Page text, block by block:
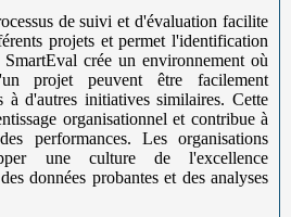
de suivi et d'évaluation facilite
projets et permet l'identification
crée un environnement où
projet peuvent être facilement
à d'autres initiatives similaires. Cette
organisationnel et contribue à
performances. Les organisations
une culture de l'excellence
données probantes et des analyses